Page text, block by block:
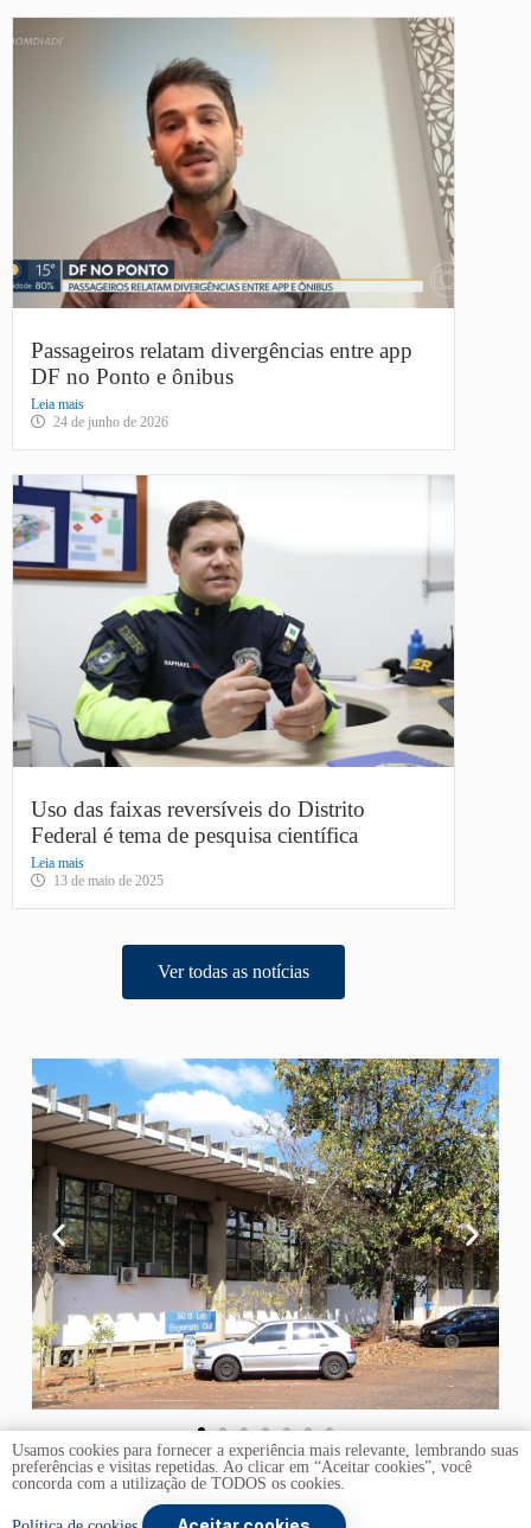
Passageiros relatam divergências entre app
DF no Ponto e ônibus
Leia mais
24 de junho de 2026
Uso das faixas reversíveis do Distrito
Federal é tema de pesquisa científica
Leia mais
13 de maio de 2025
Ver todas as notícias
Usamos cookies para fornecer a experiência mais relevante, lembrando suas
preferências e visitas repetidas. Ao clicar em “Aceitar cookies”, você
concorda com a utilização de TODOS os cookies.